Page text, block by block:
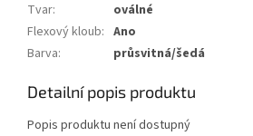
Tvar:
oválné
Flexový kloub: Ano
Barva: průsvitná/šedá
Detailní popis produktu
Popis produktu není dostupný